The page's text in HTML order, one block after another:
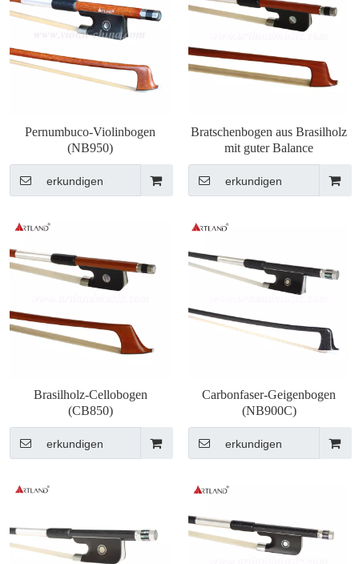
Pernumbuco-Violinbogen
(NB950)
erkundigen
Bratschenbogen aus Brasilholz
mit guter Balance
erkundigen
Brasilholz-Cellobogen
(CB850)
erkundigen
Carbonfaser-Geigenbogen
(NB900C)
erkundigen